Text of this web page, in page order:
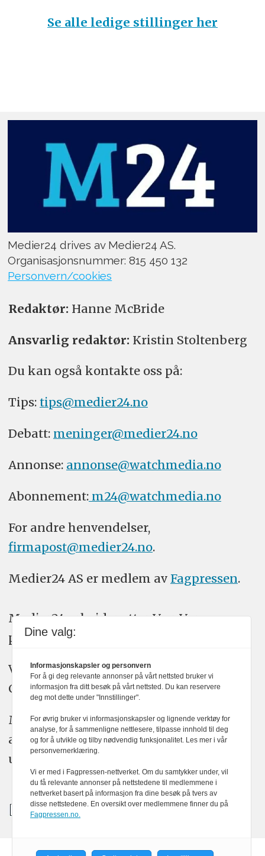
Se alle ledige stillinger her
Medier24 drives av Medier24 AS.
Organisasjonsnummer: 815 450 132
Personvern/cookies
Redaktør: Hanne McBride
Ansvarlig redaktør: Kristin Stoltenberg
Du kan også kontakte oss på:
Tips: tips@medier24.no
Debatt: meninger@medier24.no
Annonse: annonse@watchmedia.no
Abonnement:m24@watchmedia.no
For andre henvendelser,
firmapost@medier24.no.
Medier24 AS er medlem av Fagpressen.
Medier24 arbeider etter Vær Varsom-
plakatens regler for god presseskikk.
Vi bruker KI-verktøy som ChatGPT,
Claude, og Gemini i journalistikken vår.
Medier24s redaksjon har alltid det fulle
ansvar for publisert innhold, med eller
uten bruk av kunstig intelligens.
Dine valg:
Informasjonskapsler og personvern
For å gi deg relevante annonser på vårt nettsted bruker vi
informasjon fra ditt besøk på vårt nettsted. Du kan reservere
deg mot dette under "Innstillinger".
For øvrig bruker vi informasjonskapsler og lignende verktøy for
analyse, for å sammenligne nettlesere, tilpasse innhold til deg
og for å utvikle og tilby nødvendig funksjonalitet. Les mer i vår
personvernerklæring.
Vi er med i Fagpressen-nettverket. Om du samtykker under, vil
du få relevante annonser på nettstedene til medlemmene i
nettverket basert på informasjon fra dine besøk på tvers av
disse nettstedene. En oversikt over medlemmene finner du på
Fagpressen.no.